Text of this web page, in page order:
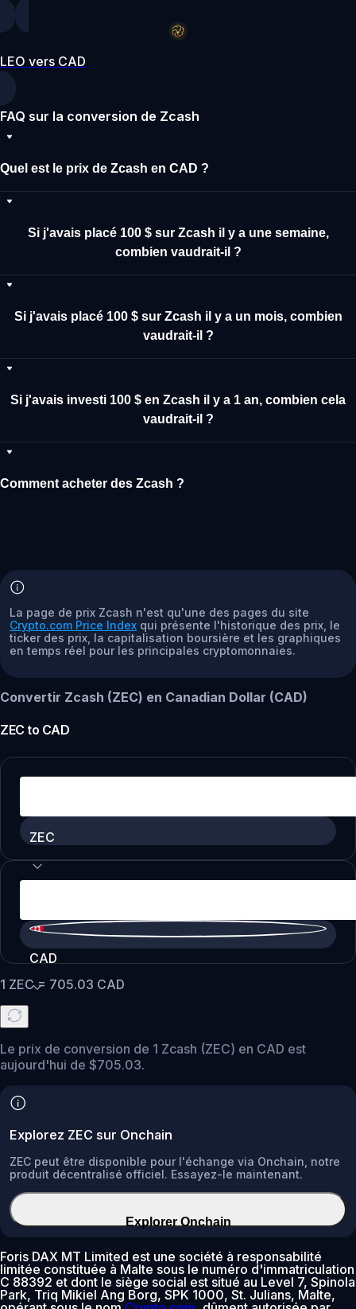
LEO vers CAD
FAQ sur la conversion de Zcash
Quel est le prix de Zcash en CAD ?
Si j'avais placé 100 $ sur Zcash il y a une semaine,
combien vaudrait-il ?
Si j'avais placé 100 $ sur Zcash il y a un mois, combien
vaudrait-il ?
Si j'avais investi 100 $ en Zcash il y a 1 an, combien cela
vaudrait-il ?
Comment acheter des Zcash ?
La page de prix Zcash n'est qu'une des pages du site
Crypto.com Price Index qui présente l'historique des prix, le
ticker des prix, la capitalisation boursière et les graphiques
en temps réel pour les principales cryptomonnaies.
Convertir Zcash (ZEC) en Canadian Dollar (CAD)
ZEC to CAD
ZEC
CAD
1 ZEC= 705.03 CAD
Le prix de conversion de 1 Zcash (ZEC) en CAD est
aujourd'hui de $705.03.
Explorez ZEC sur Onchain
ZEC peut être disponible pour l'échange via Onchain, notre
produit décentralisé officiel. Essayez-le maintenant.
Explorer Onchain
Foris DAX MT Limited est une société à responsabilité
limitée constituée à Malte sous le numéro d'immatriculation
C 88392 et dont le siège social est situé au Level 7, Spinola
Park, Triq Mikiel Ang Borg, SPK 1000, St. Julians, Malte,